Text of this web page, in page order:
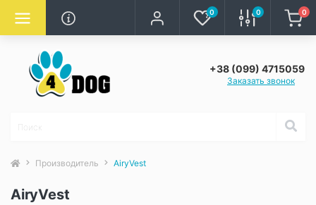
0 0 0
+38 (099) 4715059
Заказать звонок
Производитель AiryVest
AiryVest